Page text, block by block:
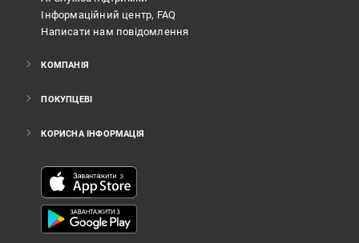
Інформаційний центр, FAQ
Написати нам повідомлення
КОМПАНІЯ
ПОКУПЦЕВІ
КОРИСНА ІНФОРМАЦІЯ